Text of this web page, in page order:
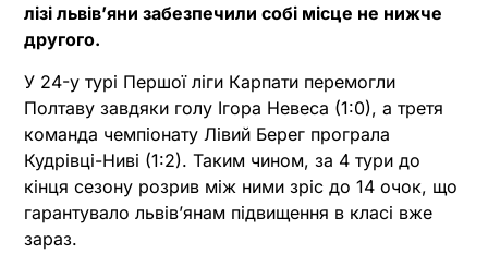
лізі львівʼяни забезпечили собі місце не нижче
другого.
У 24-у турі Першої ліги Карпати перемогли
Полтаву завдяки голу Ігора Невеса (1:0), а третя
команда чемпіонату Лівий Берег програла
Кудрівці-Ниві (1:2). Таким чином, за 4 тури до
кінця сезону розрив між ними зріс до 14 очок, що
гарантувало львівʼянам підвищення в класі вже
зараз.